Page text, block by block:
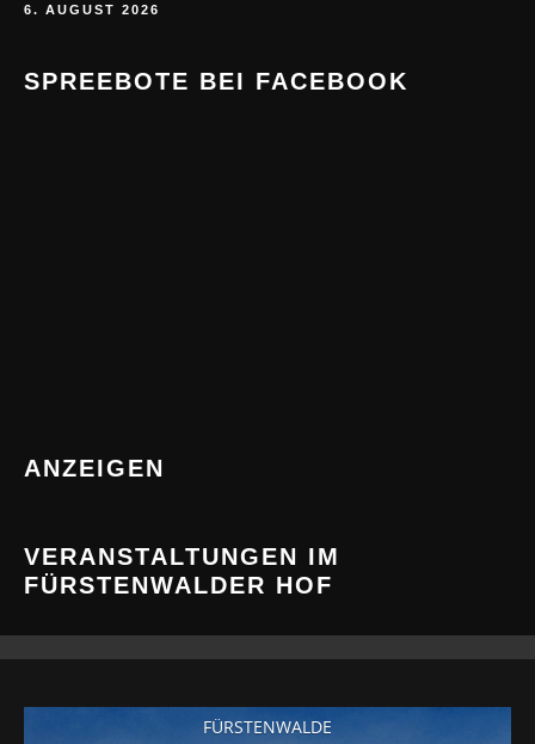
6. AUGUST 2026
SPREEBOTE BEI FACEBOOK
ANZEIGEN
VERANSTALTUNGEN IM
FÜRSTENWALDER HOF
FÜRSTENWALDE